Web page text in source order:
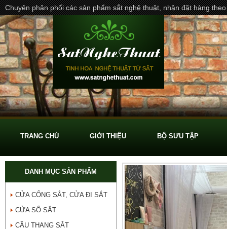
Chuyên phân phối các sản phẩm sắt nghệ thuật, nhận đặt hàng
TRANG CHỦ GIỚI THIỆU BỘ SƯU TẬP
DANH MỤC SẢN PHẨM
CỬA CỔNG SẮT, CỬA ĐI SẮT
CỬA SỔ SẮT
CẦU THANG SẮT